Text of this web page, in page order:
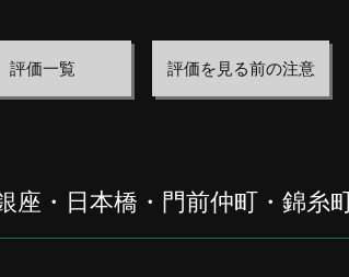
評価一覧 評価を見る前の注意
座・日本橋・門前仲町・錦糸